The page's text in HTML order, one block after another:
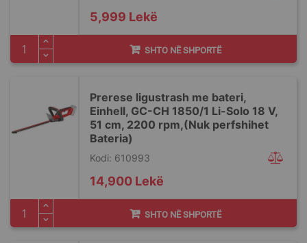
5,999 Lekë
SHTO NË SHPORTË
Prerese ligustrash me bateri,
Einhell, GC-CH 1850/1 Li-Solo 18 V,
51 cm, 2200 rpm,(Nuk perfshihet
Bateria)
Kodi: 610993
14,900 Lekë
SHTO NË SHPORTË